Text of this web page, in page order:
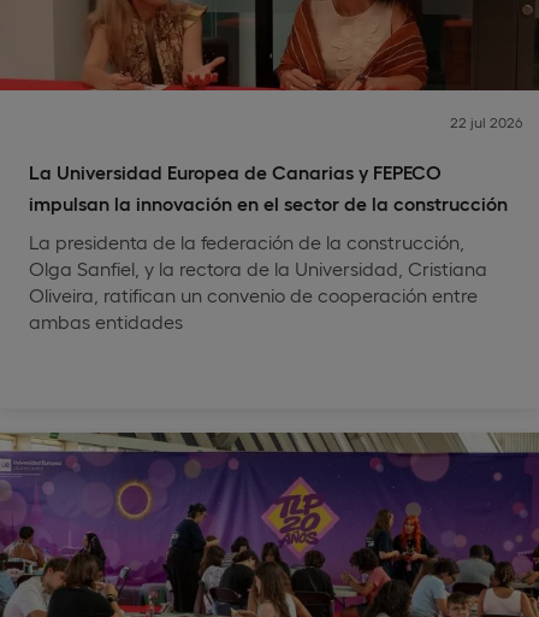
La Universidad Europea de Canarias y FEPECO
impulsan la innovación en el sector de la construcción
22 jul 2026
La presidenta de la federación de la construcción,
Olga Sanfiel, y la rectora de la Universidad, Cristiana
Oliveira, ratifican un convenio de cooperación entre
ambas entidades